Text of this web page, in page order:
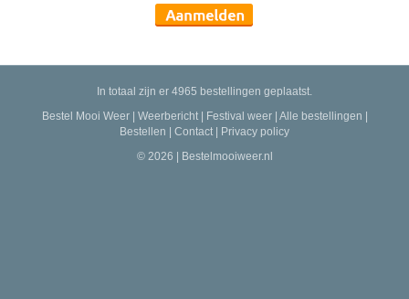
In totaal zijn er 4965 bestellingen geplaatst.
Bestel Mooi Weer| Weerbericht| Festival weer| Alle bestellingen
Bestellen
Contact
Privacy policy
© 2026 | Bestelmooiweer.nl